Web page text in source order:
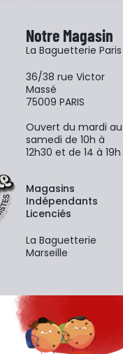
Notre Magasin
La Baguetterie Paris
36/38 rue Victor
Massé
75009 PARIS
Ouvert du mardi au
samedi de 10h à
12h30 et de 14 à 19h
Magasins
Indépendants
Licenciés
La Baguetterie
Marseille